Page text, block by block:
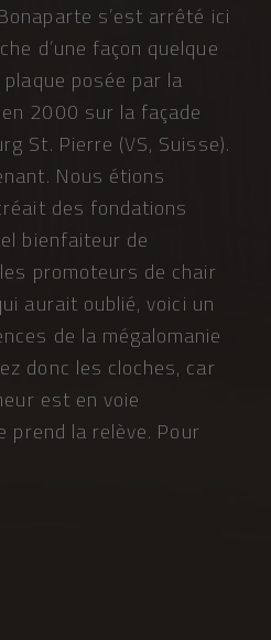
s’est arrêté ici
d’une façon quelque
posée par la
2000 sur la façade
St. Pierre (VS, Suisse).
Nous étions
des fondations
bienfaiteur de
promoteurs de chair
aurait oublié, voici un
de la mégalomanie
donc les cloches, car
est en voie
prend la relève. Pour